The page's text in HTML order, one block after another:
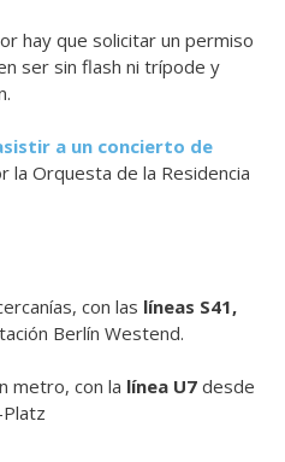
hay que solicitar un permiso
ser sin flash ni trípode y
a un concierto de
la Orquesta de la Residencia
con las líneas S41,
Berlín Westend.
metro, con la línea U7 desde